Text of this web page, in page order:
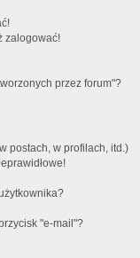
zalogować!
przez forum"?
postach, w profilach, itd.)
"e-mail"?